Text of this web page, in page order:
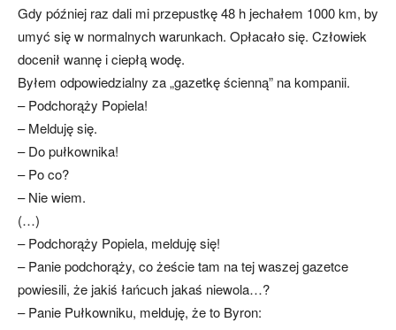
Gdy później raz dali mi przepustkę 48 h jechałem 1000 km, by
umyć się w normalnych warunkach. Opłacało się. Człowiek
docenił wannę i ciepłą wodę.
Byłem odpowiedzialny za „gazetkę ścienną” na kompanii.
– Podchorąży Popiela!
– Melduję się.
– Do pułkownika!
– Po co?
– Nie wiem.
(…)
– Podchorąży Popiela, melduję się!
– Panie podchorąży, co żeście tam na tej waszej gazetce
powiesili, że jakiś łańcuch jakaś niewola…?
– Panie Pułkowniku, melduję, że to Byron: